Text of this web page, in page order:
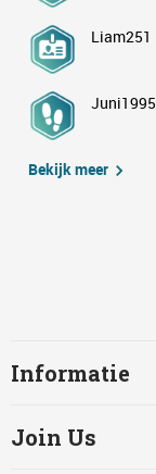
Liam251
Juni1995
Bekijk meer
Informatie
Join Us